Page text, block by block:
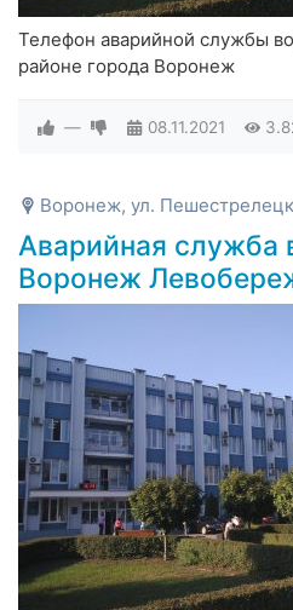
Телефон аварийной службы
районе города Воронеж
— 08.11.2021
Воронеж, ул.
Аварийная служба
Воронеж